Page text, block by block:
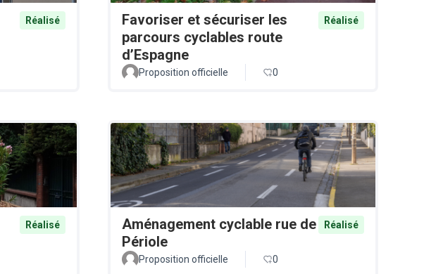
Réalisé
Favoriser et sécuriser les
parcours cyclables route
d’Espagne
Réalisé
Proposition officielle 0
Réalisé
Aménagement cyclable rue de
Périole
Réalisé
Proposition officielle 0